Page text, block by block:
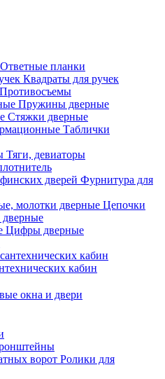
Ответные планки
Квадраты для ручек
Противосъемы
Пружины дверные
Стяжки дверные
Таблички
Тяги, девиаторы
Фурнитура для
Цепочки
дверные
Цифры дверные
кабин
окна и двери
Ролики для